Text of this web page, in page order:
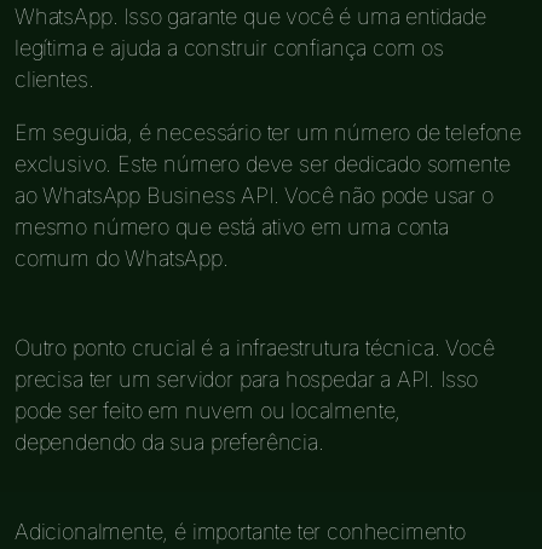
WhatsApp. Isso garante que você é uma entidade
legítima e ajuda a construir confiança com os
clientes.
Em seguida, é necessário ter um número de telefone
exclusivo. Este número deve ser dedicado somente
ao WhatsApp Business API. Você não pode usar o
mesmo número que está ativo em uma conta
comum do WhatsApp.
Outro ponto crucial é a infraestrutura técnica. Você
precisa ter um servidor para hospedar a API. Isso
pode ser feito em nuvem ou localmente,
dependendo da sua preferência.
Adicionalmente, é importante ter conhecimento